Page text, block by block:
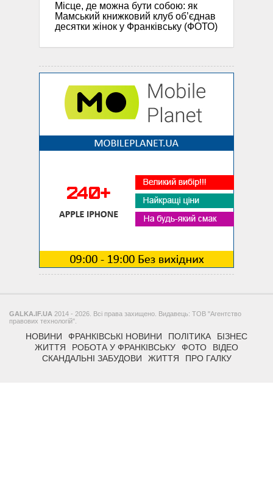
Місце, де можна бути собою: як
Мамський книжковий клуб об’єднав
десятки жінок у Франківську (ФОТО)
GALKA.IF.UA 2014 - 2026. Всі права захищено. Видавець: ТОВ "Агентство
правових технологій".
НОВИНИ ФРАНКІВСЬКІ НОВИНИ ПОЛІТИКА
БІЗНЕС
ЖИТТЯ
РОБОТА У ФРАНКІВСЬКУ ФОТО
ВІДЕО
СКАНДАЛЬНІ ЗАБУДОВИ
ЖИТТЯ ПРО ГАЛКУ